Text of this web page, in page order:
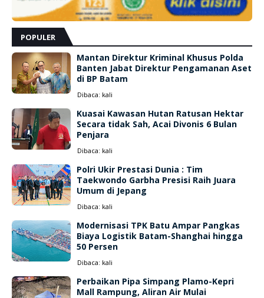
POPULER
Mantan Direktur Kriminal Khusus Polda
Banten Jabat Direktur Pengamanan Aset
di BP Batam
Dibaca: kali
Kuasai Kawasan Hutan Ratusan Hektar
Secara tidak Sah, Acai Divonis 6 Bulan
Penjara
Dibaca: kali
Polri Ukir Prestasi Dunia : Tim
Taekwondo Garbha Presisi Raih Juara
Umum di Jepang
Dibaca: kali
Modernisasi TPK Batu Ampar Pangkas
Biaya Logistik Batam-Shanghai hingga
50 Persen
Dibaca: kali
Perbaikan Pipa Simpang Plamo-Kepri
Mall Rampung, Aliran Air Mulai